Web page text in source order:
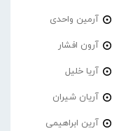
آرمین واحدی
آرون افشار
آریا خلیل
آریان شیران
آرین ابراهیمی